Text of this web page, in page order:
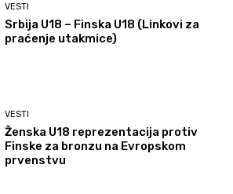
VESTI
Srbija U18 – Finska U18 (Linkovi za
praćenje utakmice)
VESTI
Ženska U18 reprezentacija protiv
Finske za bronzu na Evropskom
prvenstvu